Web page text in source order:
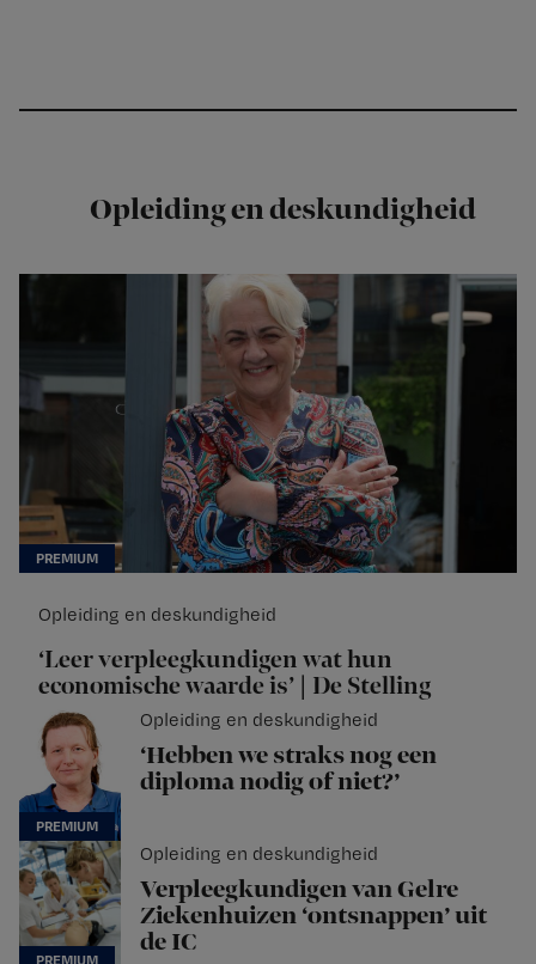
Opleiding en deskundigheid
Opleiding en deskundigheid
‘Leer verpleegkundigen wat hun
economische waarde is’ | De Stelling
Opleiding en deskundigheid
‘Hebben we straks nog een
diploma nodig of niet?’
Opleiding en deskundigheid
Verpleegkundigen van Gelre
Ziekenhuizen ‘ontsnappen’ uit
de IC